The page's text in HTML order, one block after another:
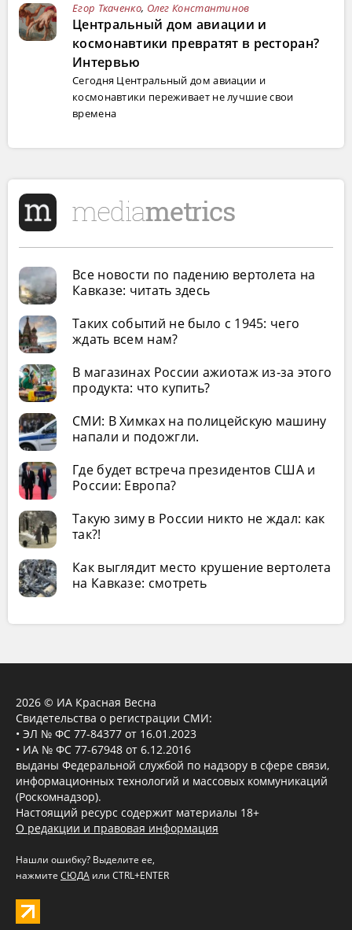
Егор Ткаченко, Олег Константинов
Центральный дом авиации и
космонавтики превратят в ресторан?
Интервью
Сегодня Центральный дом авиации и
космонавтики переживает не лучшие свои
времена
Все новости по падению вертолета на
Кавказе: читать здесь
Таких событий не было с 1945: чего
ждать всем нам?
В магазинах России ажиотаж из-за этого
продукта: что купить?
СМИ: В Химках на полицейскую машину
напали и подожгли.
Где будет встреча президентов США и
России: Европа?
Такую зиму в России никто не ждал: как
так?!
Как выглядит место крушение вертолета
на Кавказе: смотреть
2026 © ИА Красная Весна
Свидетельства о регистрации СМИ:
• ЭЛ № ФС 77-84377 от 16.01.2023
• ИА № ФС 77-67948 от 6.12.2016
выданы Федеральной службой по надзору в сфере связи,
информационных технологий и массовых коммуникаций
(Роскомнадзор).
Настоящий ресурс содержит материалы 18+
О редакции и правовая информация
Нашли ошибку? Выделите ее,
нажмите СЮДА или CTRL+ENTER